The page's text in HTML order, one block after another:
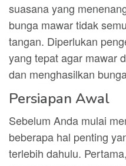
suasana yang
bunga mawar tidak
tangan. Diperlukan
yang tepat agar mawar
dan menghasilkan
Persiapan Awal
Sebelum Anda mulai
beberapa hal penting
terlebih dahulu.